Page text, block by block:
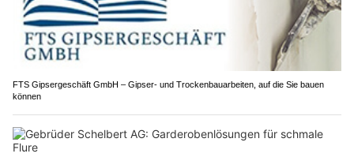
FTS Gipsergeschäft GmbH – Gipser- und Trockenbauarbeiten, auf die Sie bauen
können